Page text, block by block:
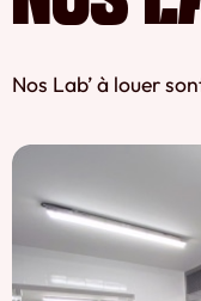
Nos Lab’ à louer